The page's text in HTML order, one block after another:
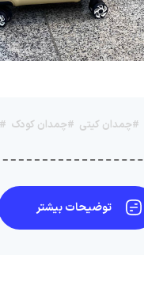
#چمدان کیتی #چمدان کودک
توضیحات بیشتر